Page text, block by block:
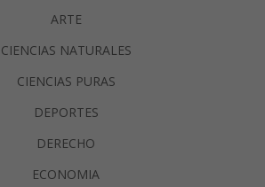
ARTE
CIENCIAS NATURALES
CIENCIAS PURAS
DEPORTES
DERECHO
ECONOMIA